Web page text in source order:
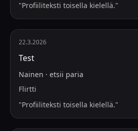
"Profiiliteksti toisella kielellä."
22.3.2026
Test
Nainen · etsii paria
Flirtti
"Profiiliteksti toisella kielellä."